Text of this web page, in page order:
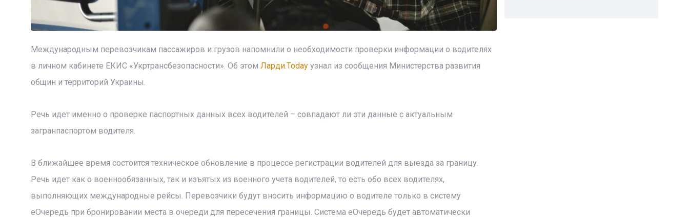
Международным перевозчикам пассажиров и грузов напомнили о необходимости проверки информации о водителях
в личном кабинете ЕКИС «Укртрансбезопасности». Об этом Ларди.Todayузнал из сообщения Министерства развития
общин и территорий Украины.
Речь идет именно о проверке паспортных данных всех водителей – совпадают ли эти данные с актуальным
загранпаспортом водителя.
В ближайшее время состоится техническое обновление в процессе регистрации водителей для выезда за границу.
Речь идет как о военнообязанных, так и изъятых из военного учета водителей, то есть обо всех водителях,
выполняющих международные рейсы. Перевозчики будут вносить информацию о водителе только в систему
еОчередь при бронировании места в очереди для пересечения границы. Система еОчередь будет автоматически